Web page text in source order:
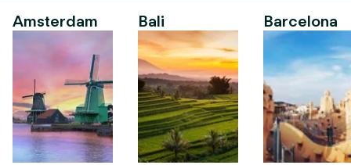
Amsterdam
Bali Barcelona